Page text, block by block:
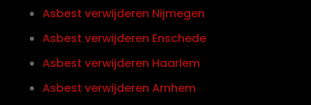
Asbest verwijderen Nijmegen
Asbest verwijderen Enschede
Asbest verwijderen Haarlem
Asbest verwijderen Arnhem